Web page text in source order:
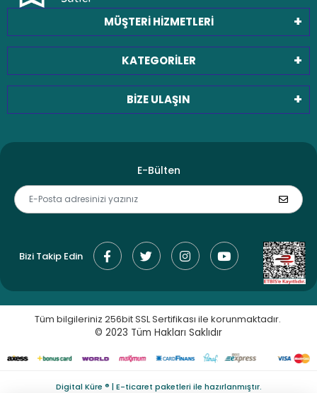
MÜŞTERİ HİZMETLERİ
KATEGORİLER
BİZE ULAŞIN
E-Bülten
Bizi Takip Edin
Tüm bilgileriniz 256bit SSL Sertifikası ile korunmaktadır.
© 2023 Tüm Hakları Saklıdır
Digital Küre ® | E-ticaret paketleri ile hazırlanmıştır.